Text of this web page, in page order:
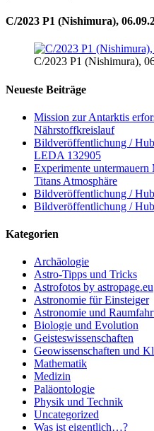
C/2023 P1 (Nishimura),
C/2023 P1 (Nishimura),
Neueste Beiträge
Mission zur Antarktis
Nährstoffkreislauf
Bildveröffentlichung /
LEDA 132905
Experimente
Titans Atmosphäre
Bildveröffentlichung /
Bildveröffentlichung /
Kategorien
Archäologie
Astro-Tipps und Tricks
Astrofotos by astropage.eu
Astronomie für Einsteiger
Astronomie und
Biologie und Evolution
Geisteswissenschaften
Geowissenschaften und
Mathematik
Medizin
Paläontologie
Physik und Technik
Uncategorized
Was ist eigentlich…?